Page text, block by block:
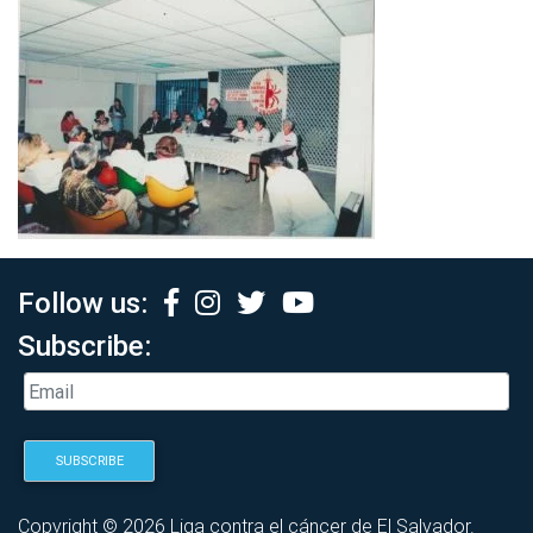
Follow us:
Subscribe:
Copyright © 2026 Liga contra el cáncer de El Salvador.